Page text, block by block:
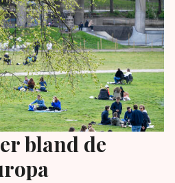
bland de